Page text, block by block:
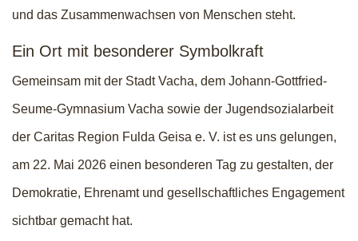
und das Zusammenwachsen von Menschen steht.
Ein Ort mit besonderer Symbolkraft
Gemeinsam mit der Stadt Vacha, dem Johann-Gottfried-
Seume-Gymnasium Vacha sowie der Jugendsozialarbeit
der Caritas Region Fulda Geisa e. V. ist es uns gelungen,
am 22. Mai 2026 einen besonderen Tag zu gestalten, der
Demokratie, Ehrenamt und gesellschaftliches Engagement
sichtbar gemacht hat.